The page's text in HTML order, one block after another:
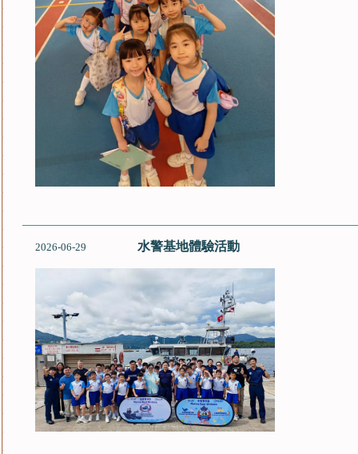
2026-06-29 水警基地體驗活動